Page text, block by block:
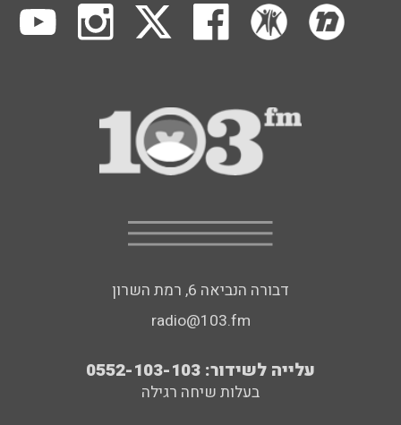
דבורה הנביאה 6, רמת השרון
radio@103.fm
עלייה לשידור: 0552-103-103
בעלות שיחה רגילה